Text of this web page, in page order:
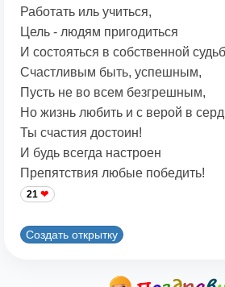
Работать иль учиться,
Цель - людям пригодиться
И состояться в собственной
Счастливым быть, успешным,
Пусть не во всем безгрешным,
Но жизнь любить и с верой в
Ты счастия достоин!
И будь всегда настроен
Препятствия любые победить!
21
Создать открытку